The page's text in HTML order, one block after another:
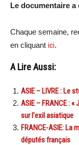
Le documentaire
Chaque semaine,
en cliquant ici.
A Lire Aussi:
ASIE – LIVRE : Le
ASIE – FRANCE :
sur l’exil asiatique
FRANCE-ASIE: La
députés français